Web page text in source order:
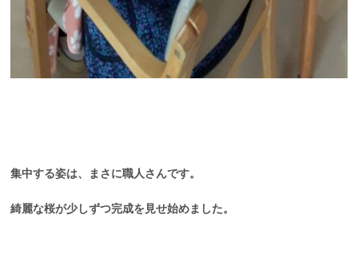
集中する姿は、まさに職人さんです。
綺麗な桜が少しずつ完成を見せ始めました。